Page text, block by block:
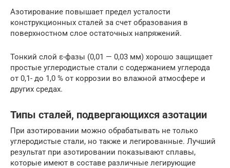
Азотирование повышает предел усталости
конструкционных сталей за счет образования в
поверхностном слое остаточных напряжений.
Тонкий слой ε-фазы (0,01 — 0,03 мм) хорошо защищает
простые углеродистые стали с содержанием углерода
от 0,1- до 1,0 % от коррозии во влажной атмосфере и
других средах.
Типы сталей, подвергающихся азотации
При азотировании можно обрабатывать не только
углеродистые стали, но также и легированные. Лучший
результат при азотировании показывают сплавы,
которые имеют в составе различные легирующие